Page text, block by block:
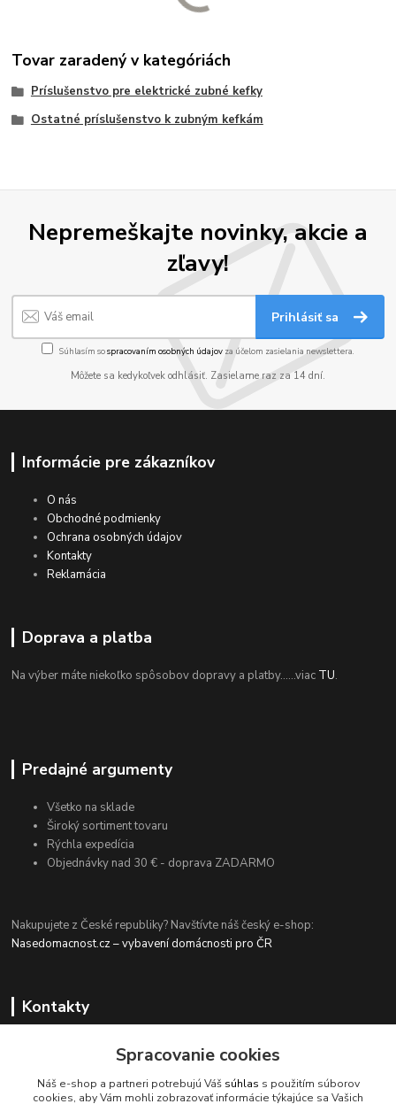
Tovar zaradený v kategóriách
Príslušenstvo pre elektrické zubné kefky
Ostatné príslušenstvo k zubným kefkám
Nepremeškajte novinky, akcie a
zľavy!
Prihlásiť sa
Súhlasím sospracovaním osobných údajov za účelom zasielania newslettera.
Môžete sa kedykoľvek odhlásiť. Zasielame raz za 14 dní.
Informácie pre zákazníkov
O nás
Obchodné podmienky
Ochrana osobných údajov
Kontakty
Reklamácia
Doprava a platba
Na výber máte niekoľko spôsobov dopravy a platby......viac TU.
Predajné argumenty
Všetko na sklade
Široký sortiment tovaru
Rýchla expedícia
Objednávky nad 30 € - doprava ZADARMO
Nakupujete z České republiky? Navštívte náš český e-shop:
Nasedomacnost.cz – vybavení domácnosti pro ČR
Kontakty
+420 774 694 203
(Po-Pia, 9-15 hod.)
Spracovanie cookies
Náš e-shop a partneri potrebujú Váš súhlas s použitím súborov
cookies, aby Vám mohli zobrazovať informácie týkajúce sa Vašich